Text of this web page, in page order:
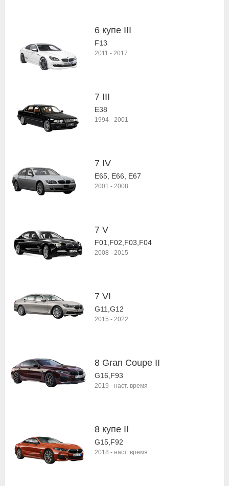
6 купе III
F13
2011 - 2017
7 III
E38
1994 - 2001
7 IV
E65, E66, E67
2001 - 2008
7 V
F01,F02,F03,F04
2008 - 2015
7 VI
G11,G12
2015 - 2022
8 Gran Coupe II
G16,F93
2019 - наст. время
8 купе II
G15,F92
2018 - наст. время